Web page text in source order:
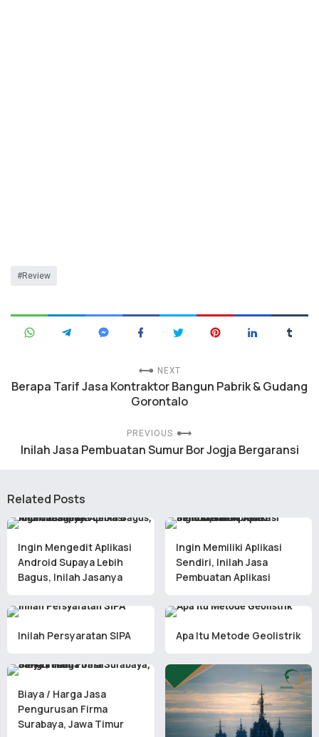
Review
NEXT
Berapa Tarif Jasa Kontraktor Bangun Pabrik & Gudang
Gorontalo
PREVIOUS
Inilah Jasa Pembuatan Sumur Bor Jogja Bergaransi
Related Posts
Ingin Mengedit Aplikasi
Android Supaya Lebih
Bagus, Inilah Jasanya
Ingin Memiliki Aplikasi
Sendiri, Inilah Jasa
Pembuatan Aplikasi
Inilah Persyaratan SIPA Apa Itu Metode Geolistrik
Biaya / Harga Jasa
Pengurusan Firma
Surabaya, Jawa Timur